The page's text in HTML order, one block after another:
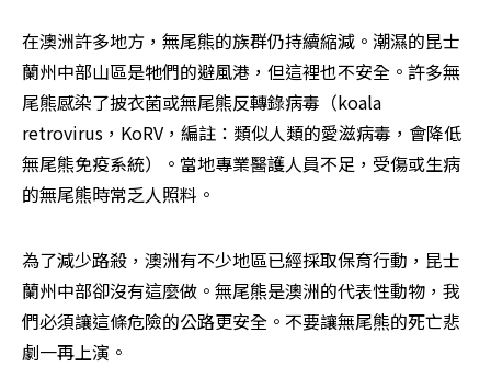
在澳洲許多地方，無尾熊的族群仍持續縮減。潮濕的昆士
蘭州中部山區是牠們的避風港，但這裡也不安全。許多無
尾熊感染了披衣菌或無尾熊反轉錄病毒（koala
retrovirus，KoRV，編註：類似人類的愛滋病毒，會降低
無尾熊免疫系統）。當地專業醫護人員不足，受傷或生病
的無尾熊時常乏人照料。
為了減少路殺，澳洲有不少地區已經採取保育行動，昆士
蘭州中部卻沒有這麼做。無尾熊是澳洲的代表性動物，我
們必須讓這條危險的公路更安全。不要讓無尾熊的死亡悲
劇一再上演。